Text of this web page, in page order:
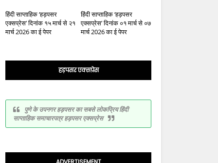
हिंदी साप्ताहिक ‘हड़पसर
एक्सप्रेस’ दिनांक १५ मार्च से २१
मार्च 2026 का ई पेपर
हिंदी साप्ताहिक ‘हड़पसर
एक्सप्रेस’ दिनांक ०१ मार्च से ०७
मार्च 2026 का ई पेपर
हड़पसर एक्सप्रेस
पुणे के उपनगर हड़पसर का सबसे लोकप्रिय हिंदी
साप्ताहिक समाचारपत्र हड़पसर एक्सप्रेस